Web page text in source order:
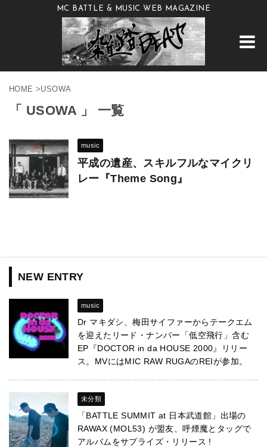
MC BATTLE & MUSIC WEB MAGAZINE
HOME >USOWA
「 USOWA 」 一覧
music
平成の遺産、スキルフルなマイクリ
レー『Theme Song』
NEW ENTRY
music
Dr マキダシ、梅田サイファーからテークエム
を迎えたリード・ナンバー「低空飛行」含む
EP『DOCTOR in da HOUSE 2000』リリー
ス。MVにはMIC RAW RUGAのREIが参加。
未分類
「BATTLE SUMMIT at 日本武道館」出場の
RAWAX (MOL53) が盟友、呼煙魔とタッグで
アルバムをサプライズ・リリース !